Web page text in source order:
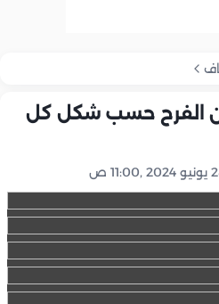
الفرح حسب شكل كل